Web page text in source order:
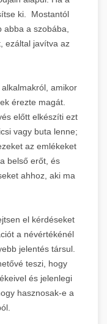
ki. Mostantól
a szobába,
ezáltal javítva az
amikor
érezte magát.
előtt elkészíti ezt
vagy buta lenne;
az emlékeket
belső erőt, és
ahhoz, aki ma
el kérdéseket
a névértékénél
jelentés társul.
teszi, hogy
és jelenlegi
hasznosak-e a